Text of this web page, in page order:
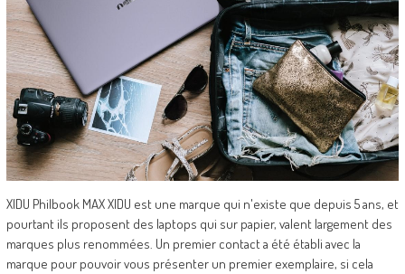
XIDU Philbook MAX XIDU est une marque qui n'existe que depuis 5 ans, et
pourtant ils proposent des laptops qui sur papier, valent largement des
marques plus renommées. Un premier contact a été établi avec la
marque pour pouvoir vous présenter un premier exemplaire, si cela